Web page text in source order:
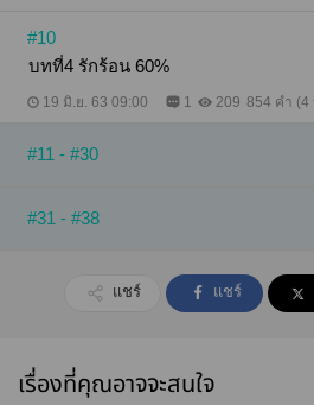
#10
บทที่4 รักร้อน 60%
19 มิ.ย. 63 09:00 1 209 854 คำ (4
#11 - #30
#31 - #38
แชร์ แชร์
เรื่องที่คุณอาจจะสนใจ